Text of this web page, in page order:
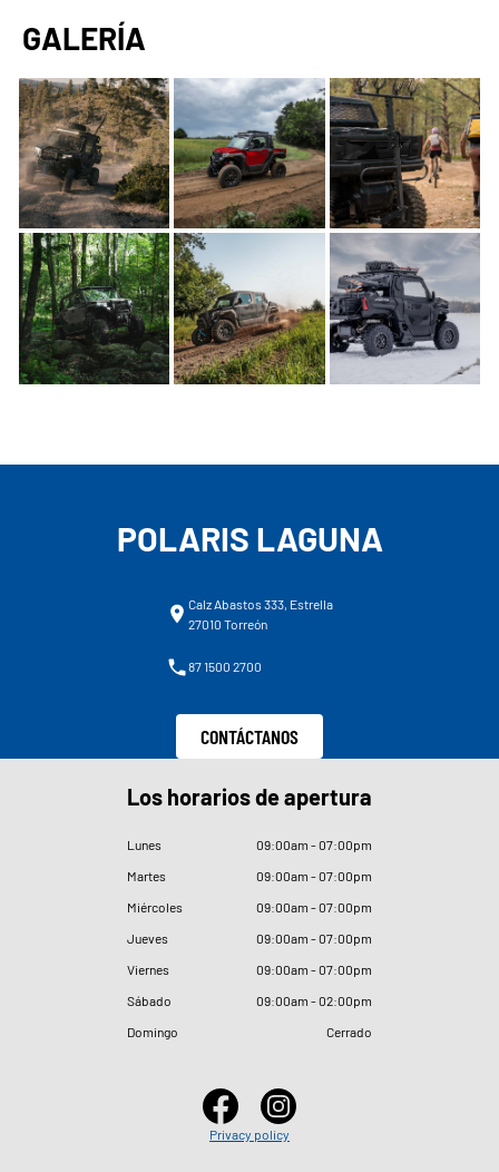
GALERÍA
POLARIS LAGUNA
Calz Abastos 333, Estrella
27010 Torreón
87 1500 2700
CONTÁCTANOS
Los horarios de apertura
Lunes 09:00am - 07:00pm
Martes
09:00am - 07:00pm
Miércoles
09:00am - 07:00pm
Jueves
09:00am - 07:00pm
Viernes
09:00am - 07:00pm
Sábado
09:00am - 02:00pm
Domingo
Cerrado
Privacy policy